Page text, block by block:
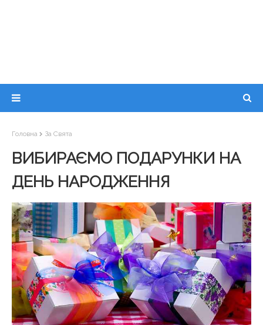
Головна За Свята
ВИБИРАЄМО ПОДАРУНКИ НА
ДЕНЬ НАРОДЖЕННЯ